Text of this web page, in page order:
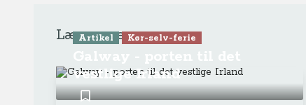
Læs mere
Artikel Kør-selv-ferie
vestlige Irland